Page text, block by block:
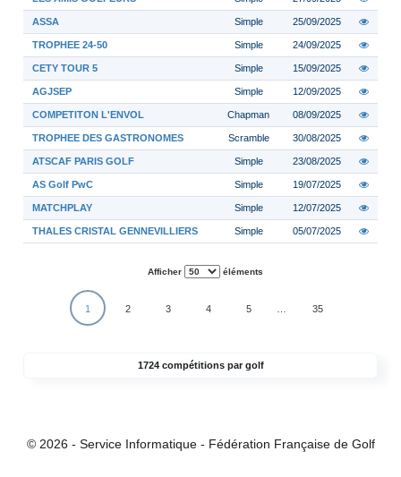
ASSA Simple 25/09/2025
TROPHEE 24-50 Simple 24/09/2025
CETY TOUR 5 Simple 15/09/2025
AGJSEP Simple 12/09/2025
COMPETITON L'ENVOL Chapman 08/09/2025
TROPHEE DES GASTRONOMES Scramble 30/08/2025
ATSCAF PARIS GOLF Simple 23/08/2025
AS Golf PwC Simple 19/07/2025
MATCHPLAY Simple 12/07/2025
THALES CRISTAL GENNEVILLIERS Simple 05/07/2025
Afficher éléments
1 2 3 4 5 35
1724 compétitions par golf
© 2026 - Service Informatique - Fédération Française de Golf